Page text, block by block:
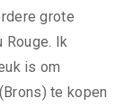
grote
Rouge. Ik
is om
te kopen